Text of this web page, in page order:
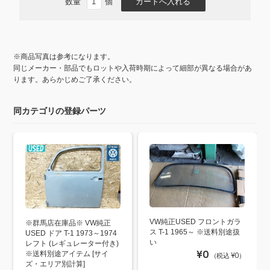
※商品写真は参考になります。
同じメーカー・部品でもロットや入荷時期によって細部が異なる場合があ
ります。あらかじめご了承ください。
同カテゴリの登録パーツ
※群馬店在庫品※ VW純正
USED ドア T-1 1973～1974
レフト (レギュレーター付き)
※送料別途アイテム [サイ
ズ・エリア別計算]
VW純正USED フロントガラ
ス T-1 1965～ ※送料別途扱
い
¥0 （税込 ¥0）